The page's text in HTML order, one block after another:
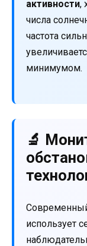
активности,
числа
частота
минимумом.
🔬
использует